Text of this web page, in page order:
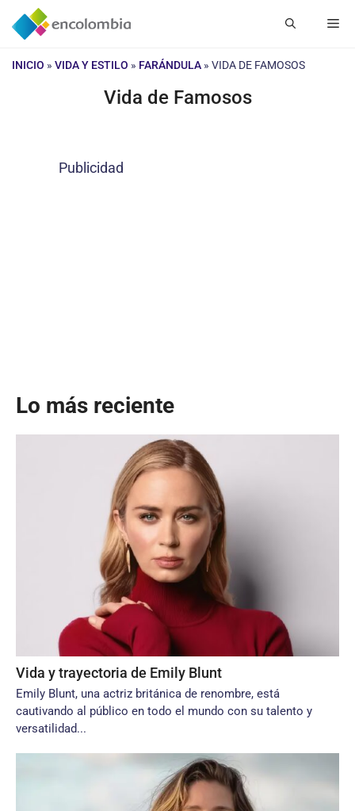
Saltar
INICIO » VIDA Y ESTILO » FARÁNDULA » VIDA DE FAMOSOS
Vida de Famosos
Publicidad
Lo más reciente
Vida y trayectoria de Emily Blunt
Emily Blunt, una actriz británica de renombre, está
cautivando al público en todo el mundo con su talento y
versatilidad...